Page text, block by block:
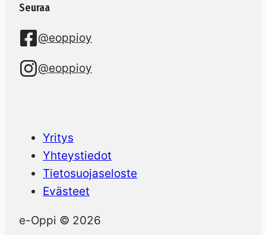
Seuraa
@eoppioy
@eoppioy
Yritys
Yhteystiedot
Tietosuojaseloste
Evästeet
e-Oppi © 2026